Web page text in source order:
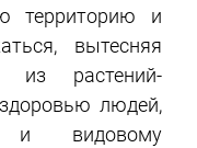
территорию и
вытесняя
растений-
людей,
и видовому